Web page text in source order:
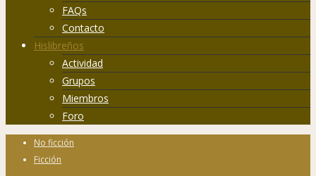
FAQs
Contacto
Hislibreños
Actividad
Grupos
Miembros
Foro
No ficción
Ficción